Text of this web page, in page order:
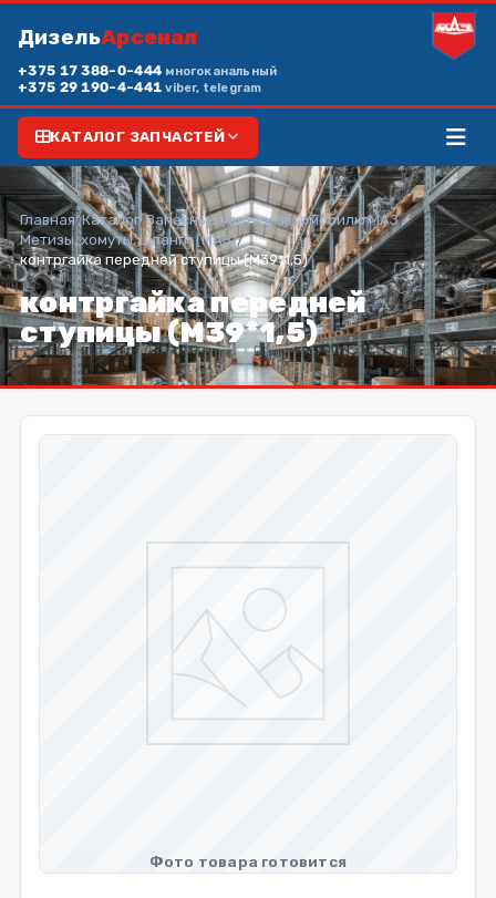
ДизельАрсенал
+375 17 388-0-444 многоканальный
+375 29 190-4-441viber, telegram
КАТАЛОГ ЗАПЧАСТЕЙ
Главная/Каталог/Запасные части к автомобилю МАЗ/
Метизы, хомуты, шланги (МАЗ)/
контргайка передней ступицы (М39*1,5)
контргайка передней
ступицы (М39*1,5)